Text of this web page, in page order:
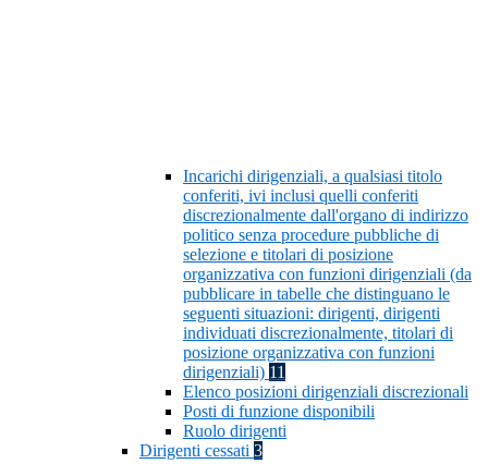
Incarichi dirigenziali, a qualsiasi titolo
conferiti, ivi inclusi quelli conferiti
discrezionalmente dall'organo di indirizzo
politico senza procedure pubbliche di
selezione e titolari di posizione
organizzativa con funzioni dirigenziali (da
pubblicare in tabelle che distinguano le
seguenti situazioni: dirigenti, dirigenti
individuati discrezionalmente, titolari di
posizione organizzativa con funzioni
dirigenziali) 11
Elenco posizioni dirigenziali discrezionali
Posti di funzione disponibili
Ruolo dirigenti
Dirigenti cessati 3